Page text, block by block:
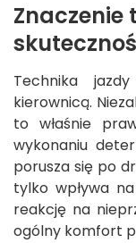
Znaczenie
Technika
kierownicą.
to właśnie
wykonaniu
porusza się po
tylko wpływa
reakcję na
ogólny komfort